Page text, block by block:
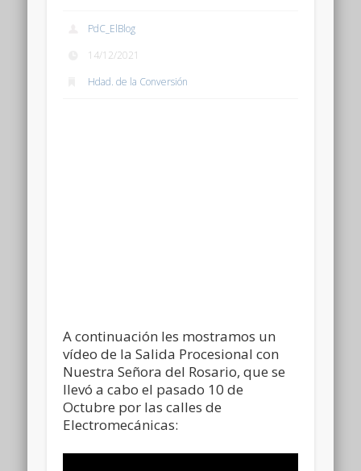
PdC_ElBlog
14/12/2021
Hdad. de la Conversión
A continuación les mostramos un
vídeo de la Salida Procesional con
Nuestra Señora del Rosario, que se
llevó a cabo el pasado 10 de
Octubre por las calles de
Electromecánicas: